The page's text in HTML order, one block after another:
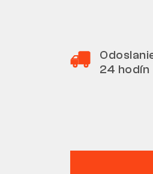
24 hodín